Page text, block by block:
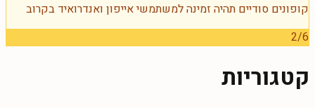
קופונים סודיים תהיה זמינה למשתמשי אייפון ואנדרואיד בקרוב
2/6
קטגוריות